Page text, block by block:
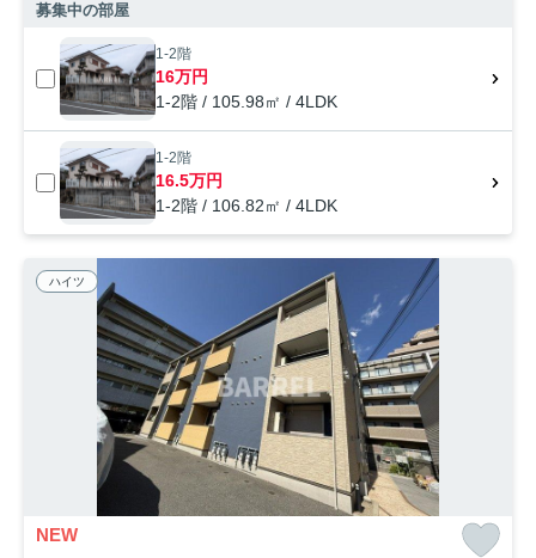
募集中の部屋
1-2階
16万円
1-2階 / 105.98㎡ / 4LDK
1-2階
16.5万円
1-2階 / 106.82㎡ / 4LDK
ハイツ
NEW